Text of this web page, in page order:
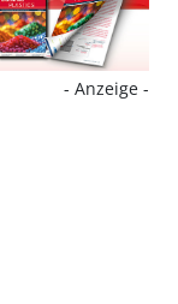
- Anzeige -